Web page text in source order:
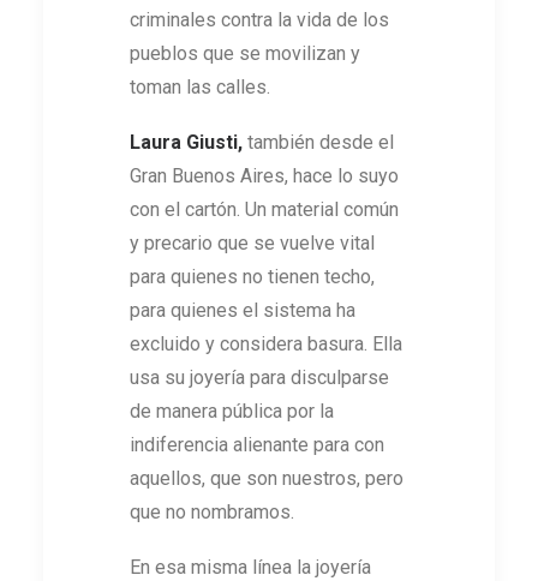
criminales contra la vida de los
pueblos que se movilizan y
toman las calles.
Laura Giusti, también desde el
Gran Buenos Aires, hace lo suyo
con el cartón. Un material común
y precario que se vuelve vital
para quienes no tienen techo,
para quienes el sistema ha
excluido y considera basura. Ella
usa su joyería para disculparse
de manera pública por la
indiferencia alienante para con
aquellos, que son nuestros, pero
que no nombramos.
En esa misma línea la joyería